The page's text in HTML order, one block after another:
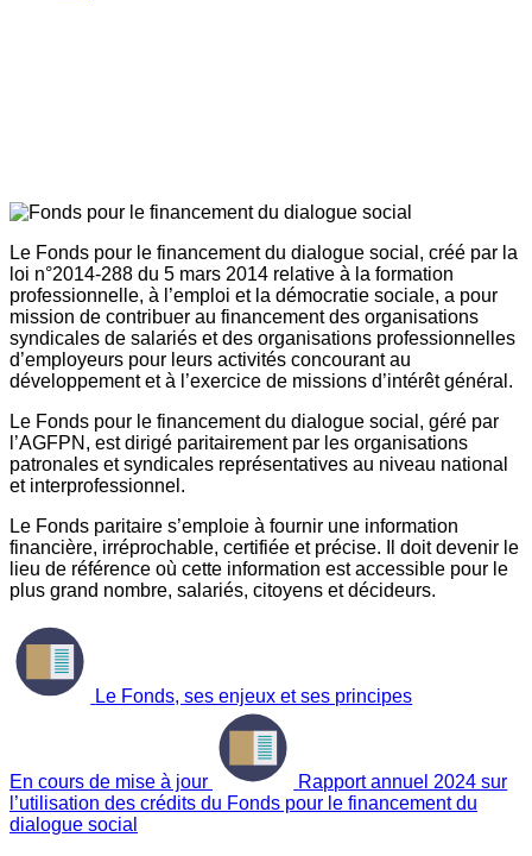
Le Fonds pour le financement du dialogue social, créé par la
loi n°2014-288 du 5 mars 2014 relative à la formation
professionnelle, à l’emploi et la démocratie sociale, a pour
mission de contribuer au financement des organisations
syndicales de salariés et des organisations professionnelles
d’employeurs pour leurs activités concourant au
développement et à l’exercice de missions d’intérêt général.
Le Fonds pour le financement du dialogue social, géré par
l’AGFPN, est dirigé paritairement par les organisations
patronales et syndicales représentatives au niveau national
et interprofessionnel.
Le Fonds paritaire s’emploie à fournir une information
financière, irréprochable, certifiée et précise. Il doit devenir le
lieu de référence où cette information est accessible pour le
plus grand nombre, salariés, citoyens et décideurs.
Le Fonds, ses enjeux et ses principes
En cours de mise à jour
Rapport annuel 2024 sur
l’utilisation des crédits du Fonds pour le financement du
dialogue social